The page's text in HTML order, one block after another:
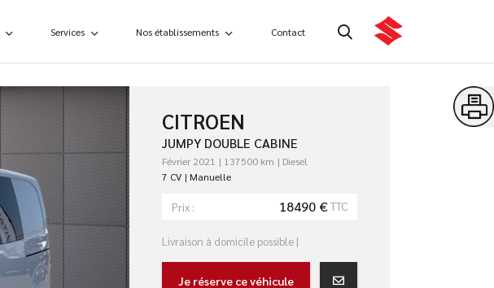
Services Nos établissements Contact
CITROEN
JUMPY DOUBLE CABINE
Février 2021 137500 km
Diesel
7 CV
Manuelle
Prix : 18490 €TTC
Livraison à domicile possible |
Je réserve ce véhicule